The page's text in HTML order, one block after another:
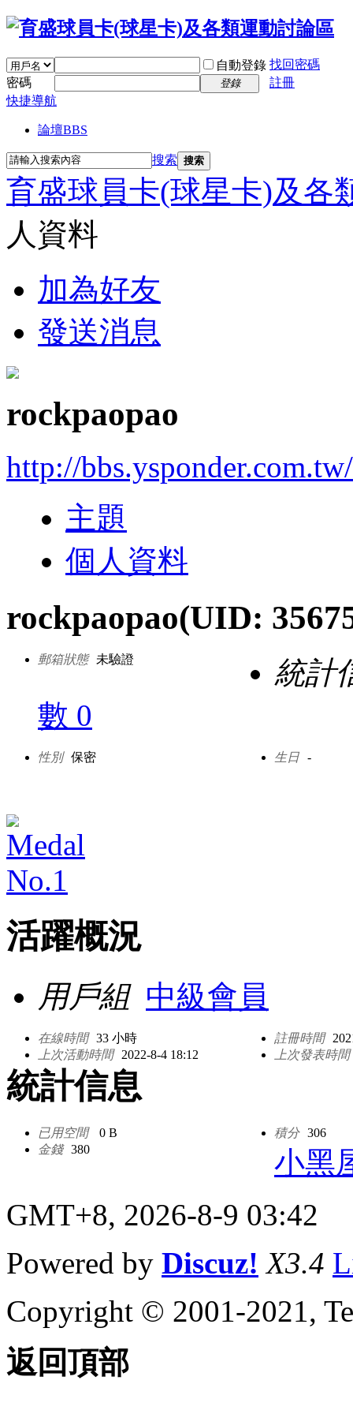
自動登錄 找回密碼
密碼
登錄
註冊
快捷導航
論壇BBS
搜索 搜索
育盛球員卡(球星卡)及各
人資料
加為好友
發送消息
rockpaopao
http://
主題
個人資料
rockpaopao(UID:
郵箱狀態 未驗證
統計
數 0
性別 保密 生日 -
活躍概況
用戶組 中級會員
在線時間 33 小時 註冊時間
上次活動時間
2022-8-4 18:12 上次發表時間
統計信息
已用空間 0 B 積分 306
金錢 380
小黑
GMT+8, 2026-8-9 03:42
Powered by Discuz! X3.4
Copyright © 2001-2021,
返回頂部